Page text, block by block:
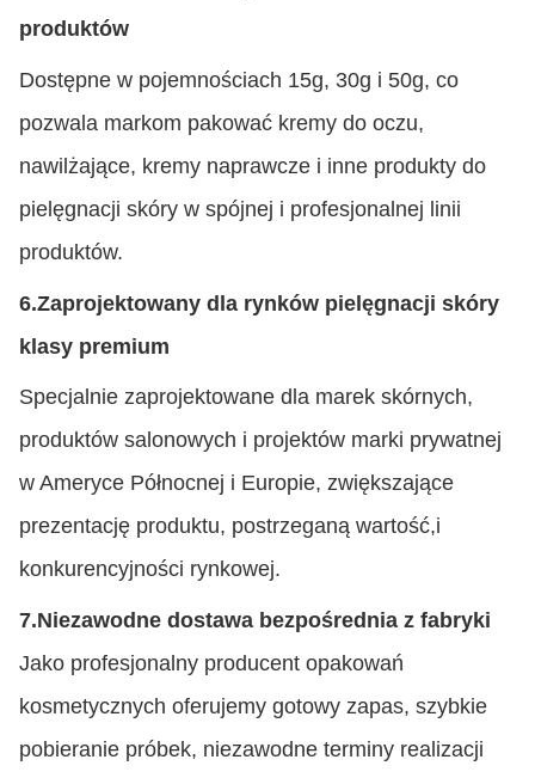
produktów
Dostępne w pojemnościach 15g, 30g i 50g, co
pozwala markom pakować kremy do oczu,
nawilżające, kremy naprawcze i inne produkty do
pielęgnacji skóry w spójnej i profesjonalnej linii
produktów.
6.Zaprojektowany dla rynków pielęgnacji skóry
klasy premium
Specjalnie zaprojektowane dla marek skórnych,
produktów salonowych i projektów marki prywatnej
w Ameryce Północnej i Europie, zwiększające
prezentację produktu, postrzeganą wartość,i
konkurencyjności rynkowej.
7.Niezawodne dostawa bezpośrednia z fabryki
Jako profesjonalny producent opakowań
kosmetycznych oferujemy gotowy zapas, szybkie
pobieranie próbek, niezawodne terminy realizacji